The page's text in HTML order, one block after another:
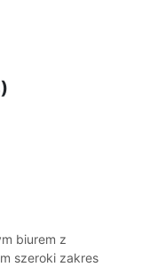
biurem z
szeroki zakres